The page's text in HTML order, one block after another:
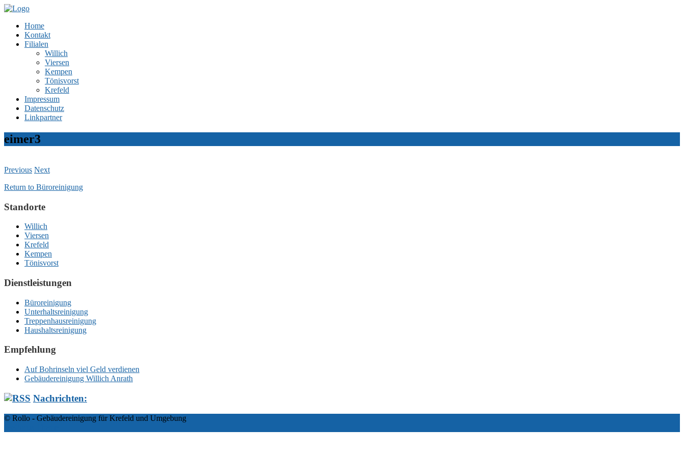
Home
Kontakt
Filialen
Willich
Viersen
Kempen
Tönisvorst
Krefeld
Impressum
Datenschutz
Linkpartner
eimer3
Previous Next
Return to Büroreinigung
Standorte
Willich
Viersen
Krefeld
Kempen
Tönisvorst
Dienstleistungen
Büroreinigung
Unterhaltsreinigung
Treppenhausreinigung
Haushaltsreinigung
Empfehlung
Auf Bohrinseln viel Geld verdienen
Gebäudereinigung Willich Anrath
Nachrichten:
© Rollo - Gebäudereinigung für Krefeld und Umgebung